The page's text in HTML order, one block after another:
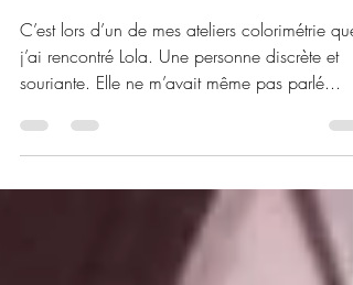
Antoinette
Qui est L.O.L.A.?
C’est lors d’un de mes ateliers colorimétrie que